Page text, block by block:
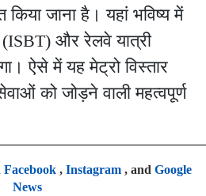
जाना है। यहां भविष्य में
और रेलवे यात्री
ऐसे में यह मेट्रो विस्तार
को जोड़ने वाली महत्वपूर्ण
Facebook, Instagram, and Google
News